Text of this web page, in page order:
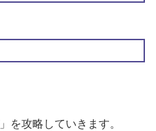
」を攻略していきます。